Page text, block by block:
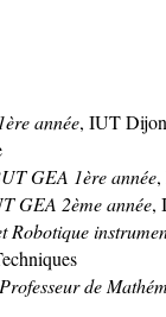
année, IUT
GEA 1ère année
GEA 2ème année,
Robotique
de